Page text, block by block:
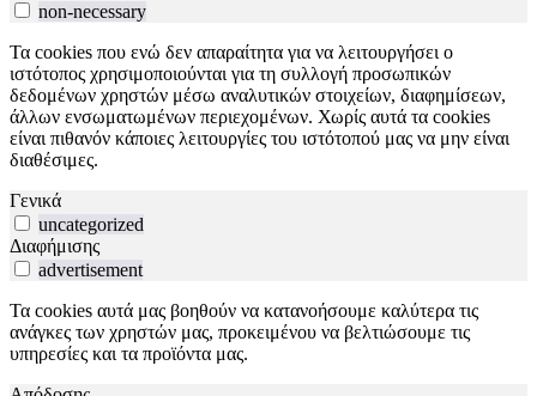
non-necessary
Τα cookies που ενώ δεν απαραίτητα για να λειτουργήσει ο
ιστότοπος χρησιμοποιούνται για τη συλλογή προσωπικών
δεδομένων χρηστών μέσω αναλυτικών στοιχείων, διαφημίσεων,
άλλων ενσωματωμένων περιεχομένων. Χωρίς αυτά τα cookies
είναι πιθανόν κάποιες λειτουργίες του ιστότοπού μας να μην είναι
διαθέσιμες.
Γενικά
uncategorized
Διαφήμισης
advertisement
Τα cookies αυτά μας βοηθούν να κατανοήσουμε καλύτερα τις
ανάγκες των χρηστών μας, προκειμένου να βελτιώσουμε τις
υπηρεσίες και τα προϊόντα μας.